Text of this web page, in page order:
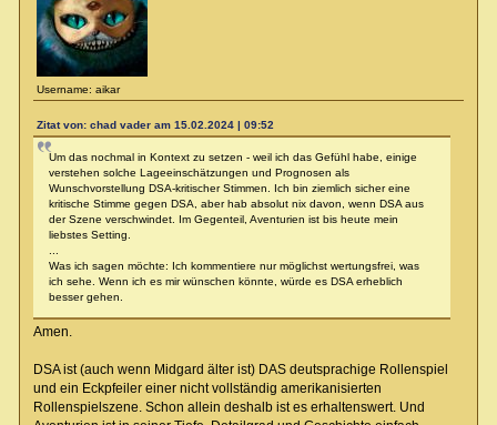
Username: aikar
Zitat von: chad vader am 15.02.2024 | 09:52
Um das nochmal in Kontext zu setzen - weil ich das Gefühl habe, einige
verstehen solche Lageeinschätzungen und Prognosen als
Wunschvorstellung DSA-kritischer Stimmen. Ich bin ziemlich sicher eine
kritische Stimme gegen DSA, aber hab absolut nix davon, wenn DSA aus
der Szene verschwindet. Im Gegenteil, Aventurien ist bis heute mein
liebstes Setting.
Was ich sagen möchte: Ich kommentiere nur möglichst wertungsfrei, was
ich sehe. Wenn ich es mir wünschen könnte, würde es DSA erheblich
besser gehen.
Amen.
DSA ist (auch wenn Midgard älter ist) DAS deutsprachige Rollenspiel
und ein Eckpfeiler einer nicht vollständig amerikanisierten
Rollenspielszene. Schon allein deshalb ist es erhaltenswert. Und